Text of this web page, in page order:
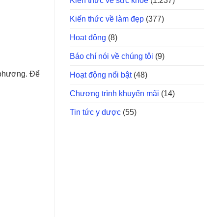
Để
Kiến thức về làm đẹp (377)
Hoạt động (8)
Báo chí nói về chúng tôi (9)
Hoạt động nổi bật(48)
Chương trình khuyến mãi (14)
Tin tức y dược (55)